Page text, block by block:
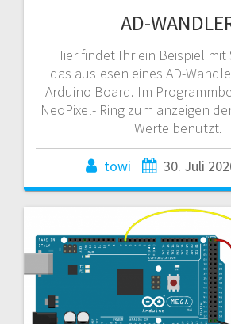
AD-
Hier findet Ihr ein Beispiel
das auslesen eines AD-
Arduino Board. Im
NeoPixel- Ring zum anzeigen
Werte benutzt.
towi 30. Juli